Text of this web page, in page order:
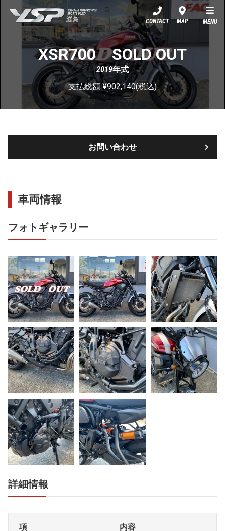
YSP滋賀
CONTACT MAP MENU
XSR700 SOLD OUT
2019年式
支払総額 ¥902,140(税込)
お問い合わせ
車両情報
フォトギャラリー
詳細情報
項
内容